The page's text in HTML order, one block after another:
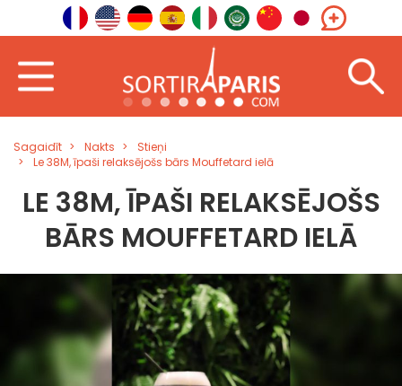
Sagaidīt Nakts
Stieņi
Le 38M, īpaši relaksējošs bārs Mouffetard ielā
LE 38M, ĪPAŠI RELAKSĒJOŠS
BĀRS MOUFFETARD IELĀ